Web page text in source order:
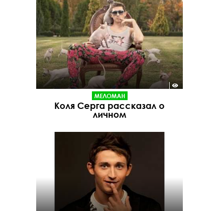
МЕЛОМАН
Коля Серга рассказал о
личном